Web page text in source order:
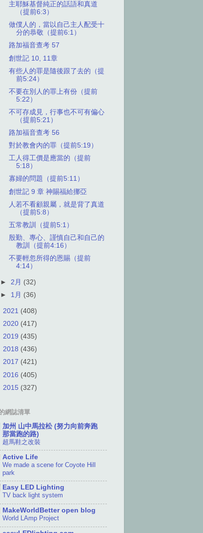
主耶穌基督純正的話語和真道
（提前6:3）
做僕人的，當以自己主人配受十
分的恭敬（提前6:1）
路加福音查考 57
創世記 10, 11章
有些人的罪是隨後跟了去的（提
前5:24）
不要在別人的罪上有份（提前
5:22）
不可存成見，行事也不可有偏心
（提前5:21）
路加福音查考 56
對於教會內的罪（提前5:19）
工人得工價是應當的（提前
5:18）
寡婦的問題（提前5:11）
創世記 9 章 神賜福給挪亞
人若不看顧親屬，就是背了真道
（提前5:8）
五常教訓（提前5:1）
殷勤、專心、謹慎自己和自己的
教訓（提前4:16）
不要輕忽所得的恩賜（提前
4:14）
► 2月 (32)
► 1月 (36)
2021 (408)
2020 (417)
2019 (435)
2018 (436)
2017 (421)
2016 (405)
2015 (327)
網誌清單
加州 山中馬拉松 (努力向前奔跑
那當跑的路)
超馬鞋之改裝
Active Life
We made a scene for Coyote Hill
park
Easy LED Lighting
TV back light system
MakeWorldBetter open blog
World LAmp Project